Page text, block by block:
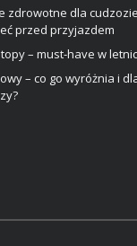
zdrowotne dla
przed przyjazdem
– must-have w
– co go wyróżnia i